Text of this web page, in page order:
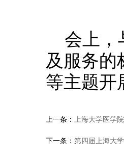
会上，
及服务的
等主题开
上一条： 上海大学医学
下一条： 第四届上海大